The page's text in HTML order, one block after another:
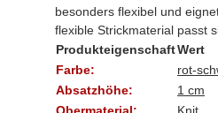
besonders flexibel und
flexible Strickmaterial passt
ProdukteigenschaftWert
Farbe:
rot-
Absatzhöhe:
1 cm